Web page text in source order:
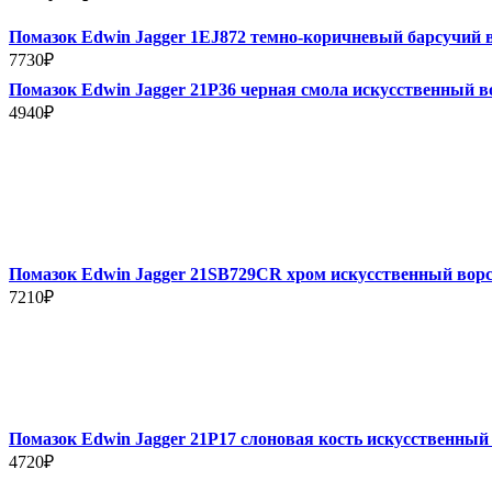
Помазок Edwin Jagger 1EJ872 темно-коричневый барсучий
7730₽
Помазок Edwin Jagger 21P36 черная смола искусственный
4940₽
Помазок Edwin Jagger 21SB729CR хром искусственный ворс
7210₽
Помазок Edwin Jagger 21P17 слоновая кость
4720₽